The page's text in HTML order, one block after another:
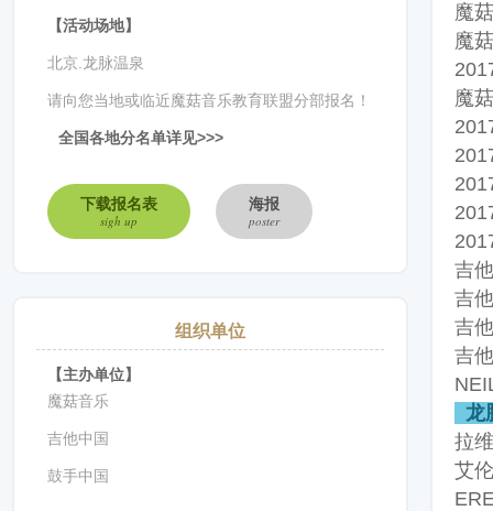
【活动场地】
北京.龙脉温泉
请向您当地或临近魔菇音乐教育联盟分部报名！
全国各地分名单详见>>>
下载报名表
sigh up
海报
poster
组织单位
【主办单位】
魔菇音乐
吉他中国
鼓手中国
魔
魔
魔
吉
吉
吉
吉
龙
拉
艾